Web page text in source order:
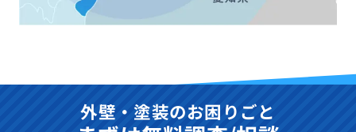
外壁・塗装のお困りごと